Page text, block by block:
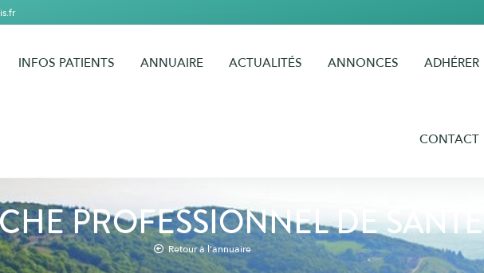
INFOS PATIENTS ANNUAIRE ACTUALITÉS ANNONCES ADHÉRER
CONTACT
PROFESSIONNEL DE SANTÉ
Retour à l'annuaire